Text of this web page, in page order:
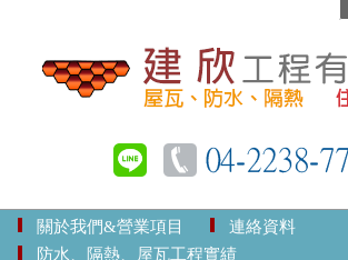
關於我們&營業項目
連絡資料
防水、隔熱、屋瓦工程實績